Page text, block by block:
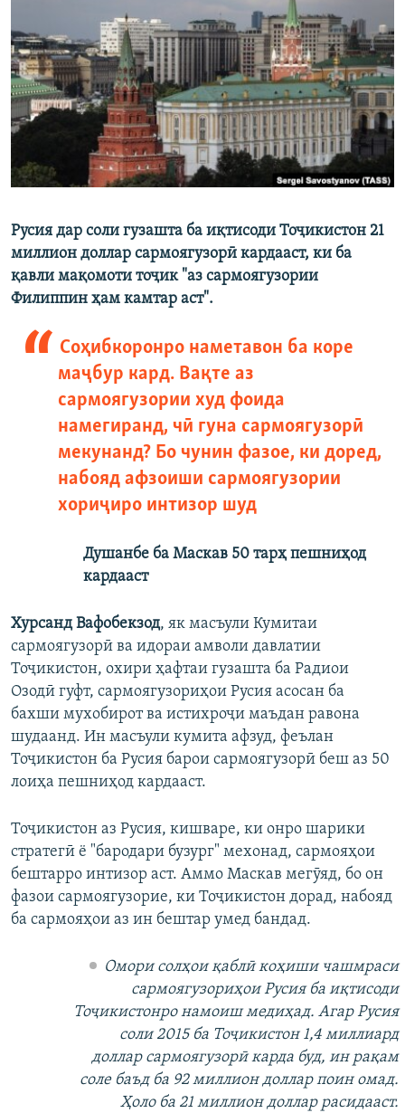
ГУЗОРИШҲОИ РАДИОӢ
Русский
ПАЙГИРӢ КУНЕД
Русия дар соли гузашта ба иқтисоди Тоҷикистон 21
миллион доллар сармоягузорӣ кардааст, ки ба
қавли мақомоти тоҷик "аз сармоягузории
Филиппин ҳам камтар аст".
Соҳибкоронро наметавон ба коре
маҷбур кард. Вақте аз
сармоягузории худ фоида
намегиранд, чӣ гуна сармоягузорӣ
мекунанд? Бо чунин фазое, ки доред,
набояд афзоиши сармоягузории
хориҷиро интизор шуд
Душанбе ба Маскав 50 тарҳ пешниҳод
кардааст​
Хурсанд Вафобекзод, як масъули Кумитаи
сармоягузорӣ ва идораи амволи давлатии
Тоҷикистон, охири ҳафтаи гузашта ба Радиои
Озодӣ гуфт, сармоягузориҳои Русия асосан ба
бахши мухобирот ва истихроҷи маъдан равона
шудаанд. Ин масъули кумита афзуд, феълан
Тоҷикистон ба Русия барои сармоягузорӣ беш аз 50
лоиҳа пешниҳод кардааст.
Тоҷикистон аз Русия, кишваре, ки онро шарики
стратегӣ ё "бародари бузург" мехонад, сармояҳои
бештарро интизор аст. Аммо Маскав мегӯяд, бо он
фазои сармоягузорие, ки Тоҷикистон дорад, набояд
ба сармояҳои аз ин бештар умед бандад.
Омори солҳои қаблӣ коҳиши чашмраси
сармоягузориҳои Русия ба иқтисоди
Тоҷикистонро намоиш медиҳад. Агар Русия
соли 2015 ба Тоҷикистон 1,4 миллиард
доллар сармоягузорӣ карда буд, ин рақам
соле баъд ба 92 миллион доллар поин омад.
Ҳоло ба 21 миллион доллар расидааст.